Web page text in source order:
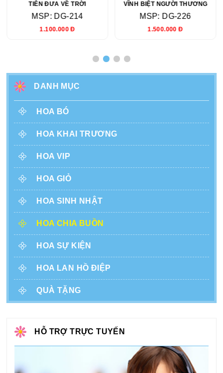
TIỄN ĐƯA VỀ TRỜI
MSP: DG-214
1.100.000 Đ
VĨNH BIỆT NGƯỜI THƯƠNG
MSP: DG-226
1.500.000 Đ
DANH MỤC
HOA BÓ
HOA KHAI TRƯƠNG
HOA VIP
HOA GIỎ
HOA SINH NHẬT
HOA CHIA BUỒN
HOA SỰ KIỆN
HOA LAN HỒ ĐIỆP
QUÀ TẶNG
HỖ TRỢ TRỰC TUYẾN